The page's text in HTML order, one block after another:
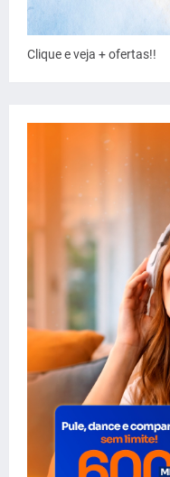
Clique e veja + ofertas!!